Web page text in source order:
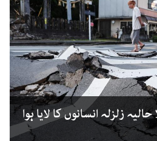
زلزلہ انسانوں کا لایا ہوا